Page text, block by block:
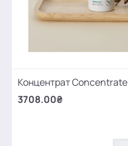
Концентрат Concentrate
3708.00₴